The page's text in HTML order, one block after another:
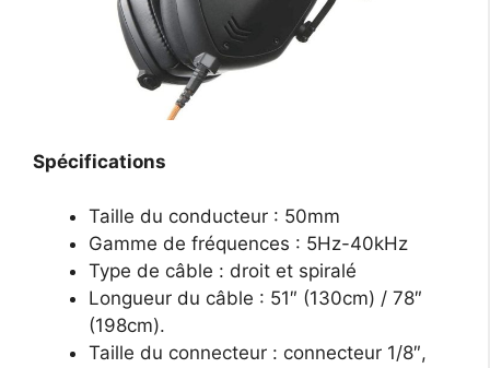
Spécifications
Taille du conducteur : 50mm
Gamme de fréquences : 5Hz-40kHz
Type de câble : droit et spiralé
Longueur du câble : 51″ (130cm) / 78″
(198cm).
Taille du connecteur : connecteur 1/8″,